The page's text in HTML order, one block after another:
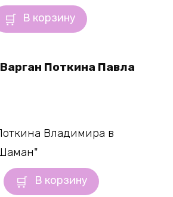
В корзину
Поткина Павла
В корзину